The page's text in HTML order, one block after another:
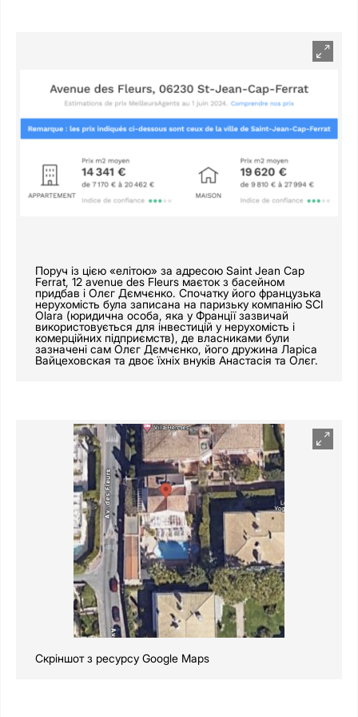
Поруч із цією «елітою» за адресою Saint Jean Cap
Ferrat, 12 avenue des Fleurs маєток з басейном
придбав і Олєг Дємчєнко. Спочатку його французька
нерухомість була записана на паризьку компанію SCI
Olara (юридична особа, яка у Франції зазвичай
використовується для інвестицій у нерухомість і
комерційних підприємств), де власниками були
зазначені сам Олєг Дємчєнко, його дружина Ларіса
Вайцеховская та двоє їхніх внуків Анастасія та Олєг.
Скріншот з ресурсу Google Maps